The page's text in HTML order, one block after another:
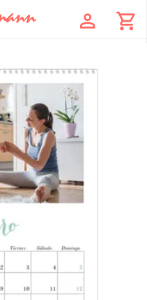
profile shopping_cart